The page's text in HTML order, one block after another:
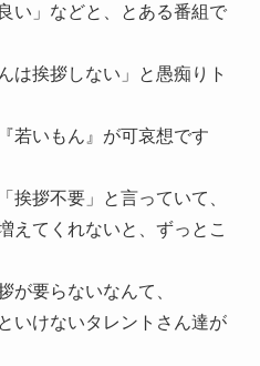
い」などと、とある番組で
は挨拶しない」と愚痴りト
若いもん』が可哀想です
挨拶不要」と言っていて、
えてくれないと、ずっとこ
が要らないなんて、
いけないタレントさん達が